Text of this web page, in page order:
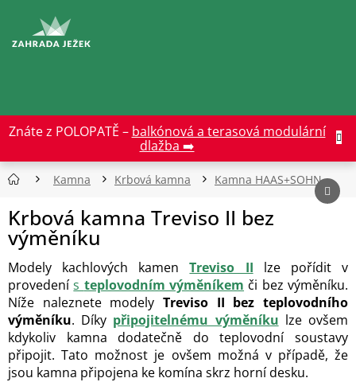
obsah
Znáte z POLOPATĚ – balkónová a terasová modulární
dlažba ➡️
Kamna Krbová kamna Kamna HAAS+SOHN
Krbová kamna Treviso II bez
výměníku
Modely kachlových kamenTreviso II lze pořídit v
provedenís teplovodním výměníkem či bez výměníku.
Níže naleznete modely Treviso II bez teplovodního
výměníku. Díky připojitelnému výměníku lze ovšem
kdykoliv kamna dodatečně do teplovodní soustavy
připojit. Tato možnost je ovšem možná v případě, že
jsou kamna připojena ke komína skrz horní desku.